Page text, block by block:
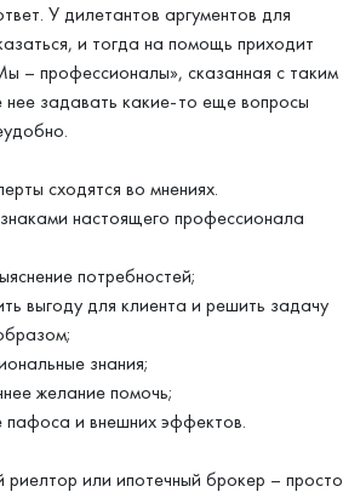
У дилетантов аргументов для
и тогда на помощь приходит
– профессионалы», сказанная с таким
задавать какие-то еще вопросы
сходятся во мнениях.
настоящего профессионала
потребностей;
выгоду для клиента и решить задачу
знания;
желание помочь;
пафоса и внешних эффектов.
или ипотечный брокер – просто